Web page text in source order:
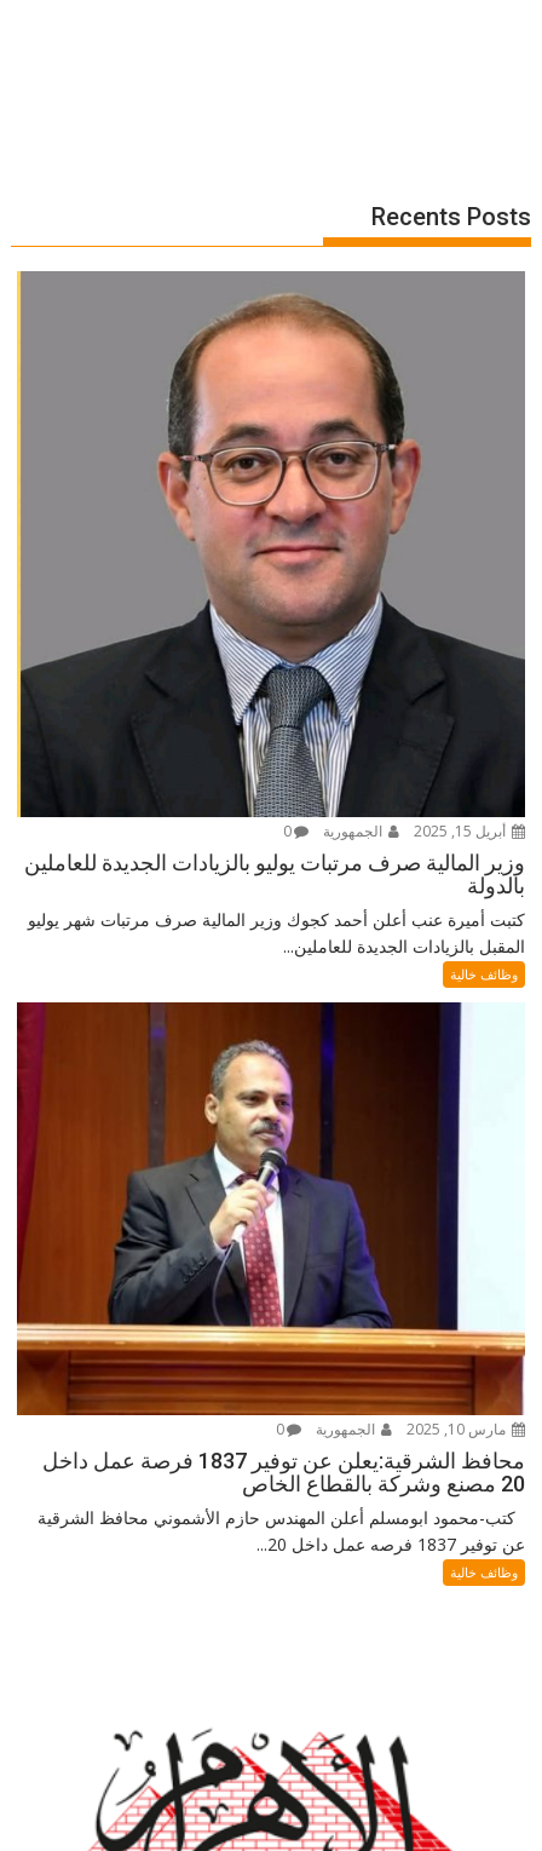
Recents Posts
أبريل 15, 2025 الجمهورية 0
وزير المالية صرف مرتبات يوليو بالزيادات الجديدة للعاملين
بالدولة
كتبت أميرة عنب أعلن أحمد كجوك وزير المالية صرف مرتبات شهر يوليو
المقبل بالزيادات الجديدة للعاملين...
وظائف خالية
مارس 10, 2025 الجمهورية 0
محافظ الشرقية:يعلن عن توفير 1837 فرصة عمل داخل
20 مصنع وشركة بالقطاع الخاص
كتب-محمود ابومسلم أعلن المهندس حازم الأشموني محافظ الشرقية
عن توفير 1837 فرصه عمل داخل 20...
وظائف خالية